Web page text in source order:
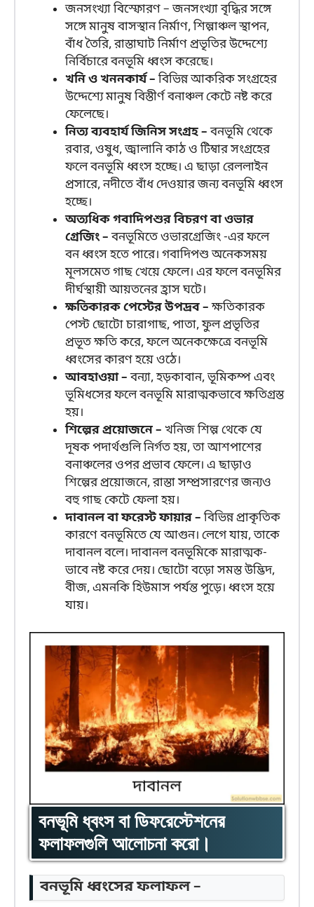
জনসংখ্যা বিস্ফোরণ – জনসংখ্যা বৃদ্ধির সঙ্গে
সঙ্গে মানুষ বাসস্থান নির্মাণ, শিল্পাঞ্চল স্থাপন,
বাঁধ তৈরি, রাস্তাঘাট নির্মাণ প্রভৃতির উদ্দেশ্যে
নির্বিচারে বনভূমি ধ্বংস করেছে।
খনি ও খননকার্য –বিভিন্ন আকরিক সংগ্রহের
উদ্দেশ্যে মানুষ বিস্তীর্ণ বনাঞ্চল কেটে নষ্ট করে
ফেলেছে।
নিত্য ব্যবহার্য জিনিস সংগ্রহ –বনভূমি থেকে
রবার, ওষুধ, জ্বালানি কাঠ ও টিম্বার সংগ্রহের
ফলে বনভূমি ধ্বংস হচ্ছে। এ ছাড়া রেললাইন
প্রসারে, নদীতে বাঁধ দেওয়ার জন্য বনভূমি ধ্বংস
হচ্ছে।
অত্যধিক গবাদিপশুর বিচরণ বা ওভার
গ্রেজিং –বনভূমিতে ওভারগ্রেজিং -এর ফলে
বন ধ্বংস হতে পারে। গবাদিপশু অনেকসময়
মূলসমেত গাছ খেয়ে ফেলে। এর ফলে বনভূমির
দীর্ঘস্থায়ী আয়তনের হ্রাস ঘটে।
ক্ষতিকারক পেস্টের উপদ্রব –ক্ষতিকারক
পেস্ট ছোটো চারাগাছ, পাতা, ফুল প্রভৃতির
প্রভূত ক্ষতি করে, ফলে অনেকক্ষেত্রে বনভূমি
ধ্বংসের কারণ হয়ে ওঠে।
আবহাওয়া –বন্যা, হড়কাবান, ভূমিকম্প এবং
ভূমিধসের ফলে বনভূমি মারাত্মকভাবে ক্ষতিগ্রস্ত
হয়।
শিল্পের প্রয়োজনে – খনিজ শিল্প থেকে যে
দূষক পদার্থগুলি নির্গত হয়, তা আশপাশের
বনাঞ্চলের ওপর প্রভাব ফেলে। এ ছাড়াও
শিল্পের প্রয়োজনে, রাস্তা সম্প্রসারণের জন্যও
বহু গাছ কেটে ফেলা হয়।
দাবানল বা ফরেস্ট ফায়ার –বিভিন্ন প্রাকৃতিক
কারণে বনভূমিতে যে আগুন। লেগে যায়, তাকে
দাবানল বলে। দাবানল বনভূমিকে মারাত্মক-
ভাবে নষ্ট করে দেয়। ছোটো বড়ো সমস্ত উদ্ভিদ,
বীজ, এমনকি হিউমাস পর্যন্ত পুড়ে। ধ্বংস হয়ে
যায়।
বনভূমি ধ্বংস বা ডিফরেস্টেশনের
ফলাফলগুলি আলোচনা করো।
বনভূমি ধ্বংসের ফলাফল –